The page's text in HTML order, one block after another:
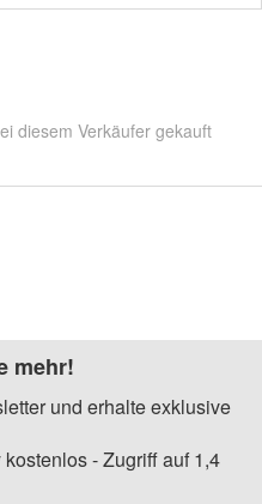
diesem Verkäufer gekauft
mehr!
und erhalte exklusive
- Zugriff auf 1,4